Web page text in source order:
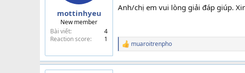
mottinhyeu
New member
Bài viết
4
Reaction score
1
Anh/chị em vui lòng giải đáp giúp.
R
a
muaroitrenpho